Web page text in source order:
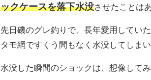
ックケースを落下水没させたことは
先日磯のグレ釣りで、長年愛用してい
タモ網ですくう間もなく水没してしまい
水没した瞬間のショックは、想像してみ